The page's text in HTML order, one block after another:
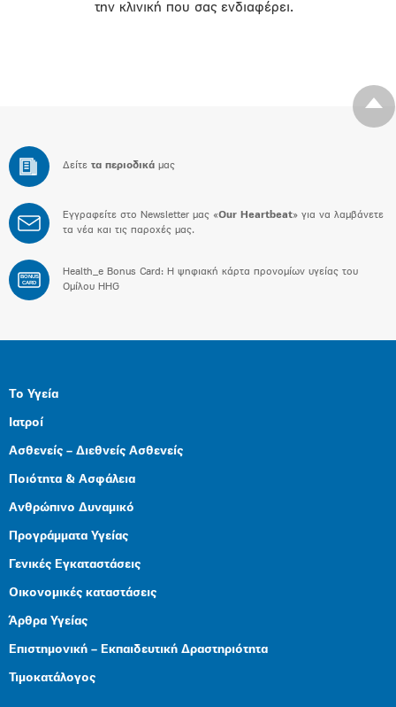
την κλινική που σας ενδιαφέρει.
Δείτε τα περιοδικά μας
Εγγραφείτε στο Newsletter μας «Our Heartbeat» για να λαμβάνετε
τα νέα και τις παροχές μας.
BONUS
CARD
Health_e Bonus Card: H ψηφιακή κάρτα προνομίων υγείας του
Ομίλου HHG
Το Υγεία
Ιατροί
Ασθενείς – Διεθνείς Ασθενείς
Ποιότητα & Ασφάλεια
Ανθρώπινο Δυναμικό
Προγράμματα Υγείας
Γενικές Εγκαταστάσεις
Οικονομικές καταστάσεις
Άρθρα Υγείας
Επιστημονική – Εκπαιδευτική Δραστηριότητα
Τιμοκατάλογος